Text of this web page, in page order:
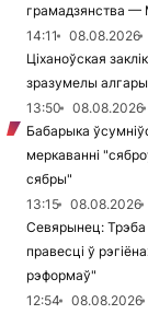
грамадзянства —
14:11
08.08.2026
Ціханоўская
зразумелы
13:50
08.08.2026
Бабарыка
меркаванні
сябры"
13:15
08.08.2026
Севярынец:
правесці ў
рэформаў"
12:54
08.08.2026